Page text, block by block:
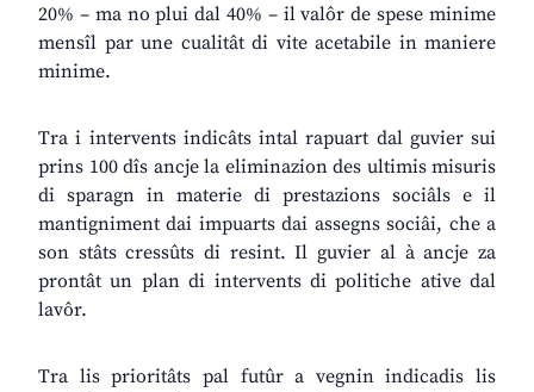
20% – ma no plui dal 40% – il valôr de spese minime
mensîl par une cualitât di vite acetabile in maniere
minime.
Tra i intervents indicâts intal rapuart dal guvier sui
prins 100 dîs ancje la eliminazion des ultimis misuris
di sparagn in materie di prestazions sociâls e il
mantigniment dai impuarts dai assegns sociâi, che a
son stâts cressûts di resint. Il guvier al à ancje za
prontât un plan di intervents di politiche ative dal
lavôr.
Tra lis prioritâts pal futûr a vegnin indicadis lis